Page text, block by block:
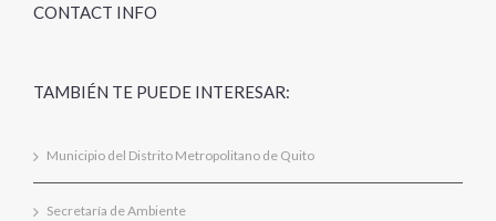
CONTACT INFO
TAMBIÉN TE PUEDE INTERESAR:
Municipio del Distrito Metropolitano de Quito
Secretaría de Ambiente